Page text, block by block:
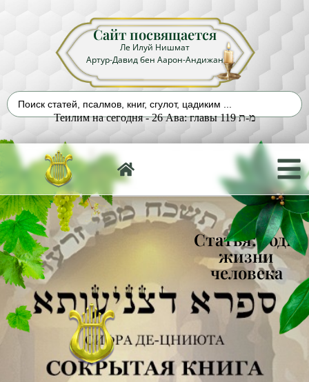
Сайт посвящается
Ле Илуй Нишмат
Артур-Давид бен Аарон-Андижан
Теилим на сегодня - 26 Ава: главы 119 מ-ת
Статья: Годы
жизни
человека